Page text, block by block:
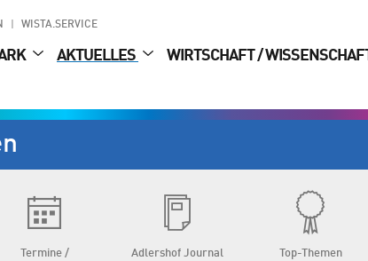
WISTA.SERVICE
AKTUELLES WIRTSCHAFT / WISSENSCHAFT
Termine /
Adlershof Journal Top-Themen